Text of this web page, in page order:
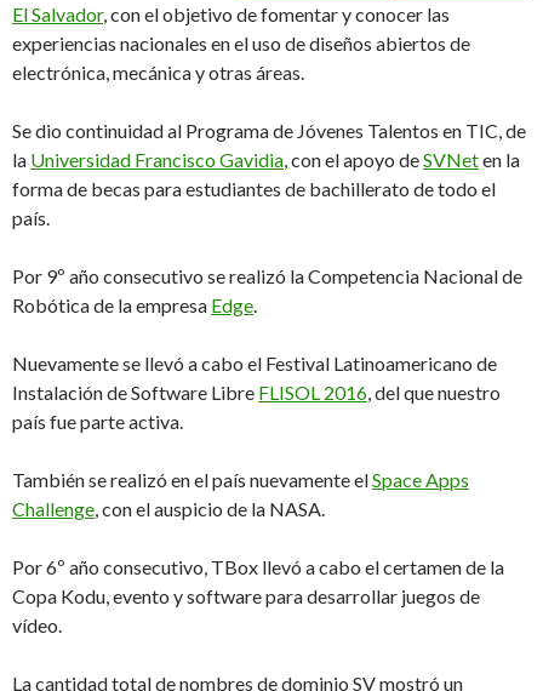
El Salvador, con el objetivo de fomentar y conocer las
experiencias nacionales en el uso de diseños abiertos de
electrónica, mecánica y otras áreas.
Se dio continuidad al Programa de Jóvenes Talentos en TIC, de
la Universidad Francisco Gavidia , con el apoyo deSVNeten la
forma de becas para estudiantes de bachillerato de todo el
país.
Por 9º año consecutivo se realizó la Competencia Nacional de
Robótica de la empresa Edge
Nuevamente se llevó a cabo el Festival Latinoamericano de
Instalación de Software Libre FLISOL 2016 , del que nuestro
país fue parte activa.
También se realizó en el país nuevamente elSpace Apps
Challenge , con el auspicio de la NASA.
Por 6º año consecutivo, TBox llevó a cabo el certamen de la
Copa Kodu, evento y software para desarrollar juegos de
vídeo.
La cantidad total de nombres de dominio SV mostró un